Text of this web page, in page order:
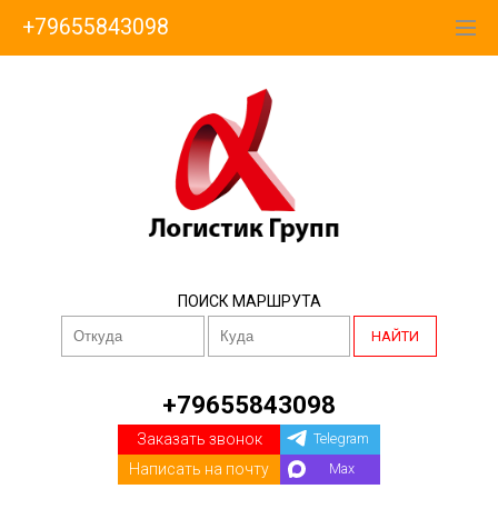
+79655843098
ПОИСК МАРШРУТА
НАЙТИ
+79655843098
Заказать звонок
Написать на почту
Telegram
Max